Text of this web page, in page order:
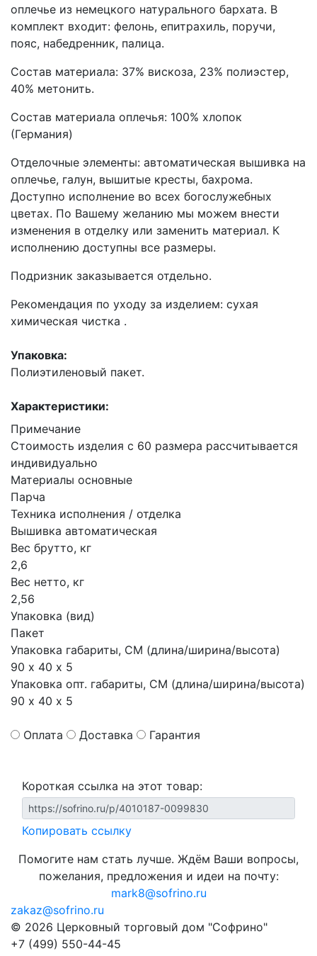
оплечье из немецкого натурального бархата. В
комплект входит: фелонь, епитрахиль, поручи,
пояс, набедренник, палица.
Состав материала: 37% вискоза, 23% полиэстер,
40% метонить.
Состав материала оплечья: 100% хлопок
(Германия)
Отделочные элементы: автоматическая вышивка на
оплечье, галун, вышитые кресты, бахрома.
Доступно исполнение во всех богослужебных
цветах. По Вашему желанию мы можем внести
изменения в отделку или заменить материал. К
исполнению доступны все размеры.
Подризник заказывается отдельно.
Рекомендация по уходу за изделием: сухая
химическая чистка .
Упаковка:
Полиэтиленовый пакет.
Характеристики:
Примечание
Стоимость изделия с 60 размера рассчитывается
индивидуально
Материалы основные
Парча
Техника исполнения / отделка
Вышивка автоматическая
Вес брутто, кг
2,6
Вес нетто, кг
2,56
Упаковка (вид)
Пакет
Упаковка габариты, СМ (длина/ширина/высота)
90 х 40 х 5
Упаковка опт. габариты, СМ (длина/ширина/высота)
90 х 40 х 5
Оплата Доставка Гарантия
Короткая ссылка на этот товар:
Копировать ссылку
Помогите нам стать лучше. Ждём Ваши вопросы,
пожелания, предложения и идеи на почту:
mark8@sofrino.ru
zakaz@sofrino.ru
© 2026 Церковный торговый дом "Софрино"
+7 (499) 550-44-45